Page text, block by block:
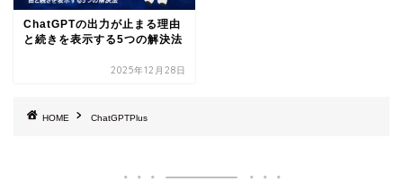
ChatGPTの出力が止まる理由
と続きを表示する5つの解決法
2025年12月28日
HOME ChatGPTPlus